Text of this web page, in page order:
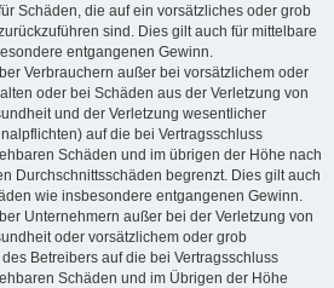
Schäden, die auf ein vorsätzliches oder grob
sind. Dies gilt auch für mittelbare
entgangenen Gewinn.
Verbrauchern außer bei vorsätzlichem oder
oder bei Schäden aus der Verletzung von
und der Verletzung wesentlicher
auf die bei Vertragsschluss
Schäden und im übrigen der Höhe nach
Durchschnittsschäden begrenzt. Dies gilt auch
wie insbesondere entgangenen Gewinn.
Unternehmern außer bei der Verletzung von
oder vorsätzlichem oder grob
Betreibers auf die bei Vertragsschluss
Schäden und im Übrigen der Höhe